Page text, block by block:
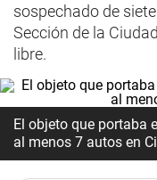
sospechado de
Sección de la
libre.
El objeto que portaba
al menos 7 autos en